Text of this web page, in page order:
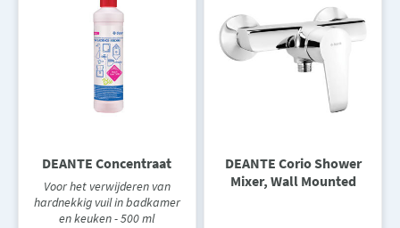
DEANTE Concentraat
Voor het verwijderen van
hardnekkig vuil in badkamer
en keuken - 500 ml
DEANTE Corio Shower
Mixer, Wall Mounted